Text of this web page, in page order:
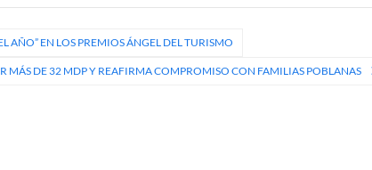
AÑO” EN LOS PREMIOS ÁNGEL DEL TURISMO
MÁS DE 32 MDP Y REAFIRMA COMPROMISO CON FAMILIAS POBLANAS